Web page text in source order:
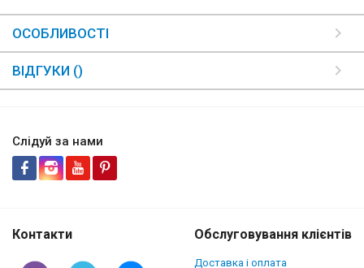
ОСОБЛИВОСТІ
ВІДГУКИ ()
Слідуй за нами
Контакти Обслуговування клієнтів
Доставка і оплата